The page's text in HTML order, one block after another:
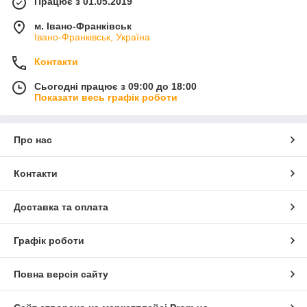
м. Івано-Франківськ
Івано-Франківськ, Україна
Контакти
Сьогодні працює з 09:00 до 18:00
Показати весь графік роботи
Про нас
Контакти
Доставка та оплата
Графік роботи
Повна версія сайту